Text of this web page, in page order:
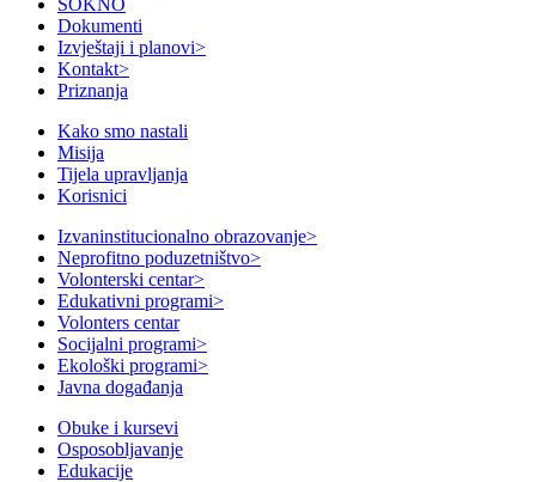
SOKNO
Dokumenti
Izvještaji i planovi>
Kontakt>
Priznanja
Kako smo nastali
Misija
Tijela upravljanja
Korisnici
Izvaninstitucionalno obrazovanje>
Neprofitno poduzetništvo>
Volonterski centar>
Edukativni programi>
Volonters centar
Socijalni programi>
Ekološki programi>
Javna događanja
Obuke i kursevi
Osposobljavanje
Edukacije